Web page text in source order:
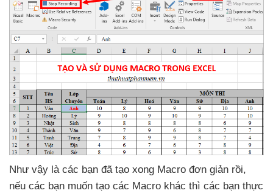
Như vậy là các bạn đã tạo xong Macro đơn giản rồi,
nếu các bạn muốn tạo các Macro khác thì các bạn thực